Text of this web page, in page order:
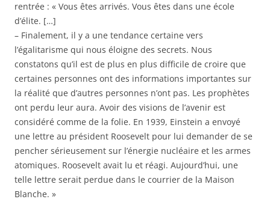
rentrée : « Vous êtes arrivés. Vous êtes dans une école
d’élite. […]
– Finalement, il y a une tendance certaine vers
l’égalitarisme qui nous éloigne des secrets. Nous
constatons qu’il est de plus en plus difficile de croire que
certaines personnes ont des informations importantes sur
la réalité que d’autres personnes n’ont pas. Les prophètes
ont perdu leur aura. Avoir des visions de l’avenir est
considéré comme de la folie. En 1939, Einstein a envoyé
une lettre au président Roosevelt pour lui demander de se
pencher sérieusement sur l’énergie nucléaire et les armes
atomiques. Roosevelt avait lu et réagi. Aujourd’hui, une
telle lettre serait perdue dans le courrier de la Maison
Blanche. »